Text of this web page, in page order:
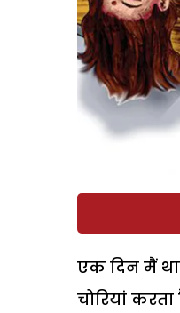
एक दिन मैं
चोरियां